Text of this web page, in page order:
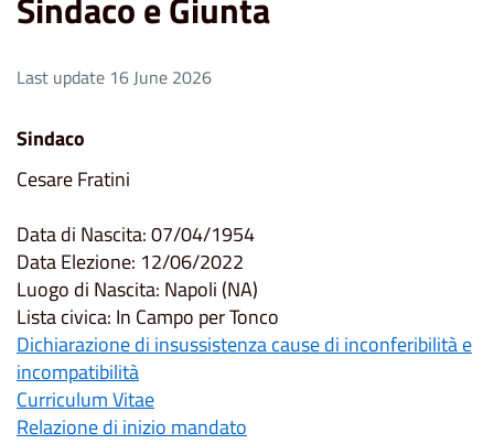
Last update 16 June 2026
Sindaco
Cesare Fratini
Data di Nascita: 07/04/1954
Data Elezione: 12/06/2022
Luogo di Nascita: Napoli (NA)
Lista civica: In Campo per Tonco
Dichiarazione di insussistenza cause di inconferibilità e
incompatibilità
Curriculum Vitae
Relazione di inizio mandato